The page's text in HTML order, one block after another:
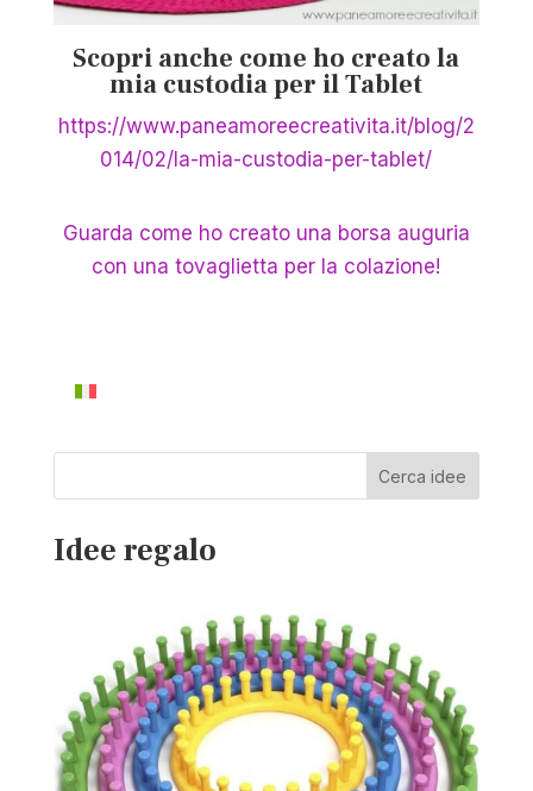
Scopri anche come ho creato la
mia custodia per il Tablet
https://www.paneamoreecreativita.it/blog/2
014/02/la-mia-custodia-per-tablet/
Guarda come ho creato una borsa auguria
con una tovaglietta per la colazione!
Cerca idee
Idee regalo